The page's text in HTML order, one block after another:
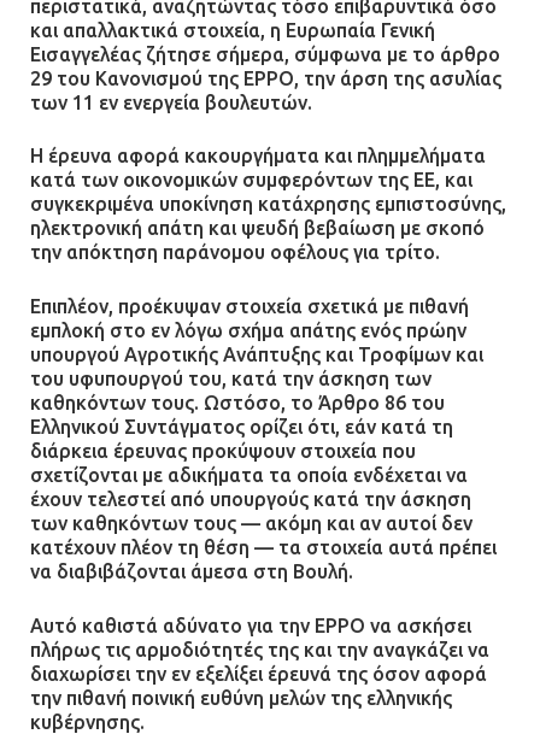
περιστατικά, αναζητώντας τόσο επιβαρυντικά όσο
και απαλλακτικά στοιχεία, η Ευρωπαία Γενική
Εισαγγελέας ζήτησε σήμερα, σύμφωνα με το άρθρο
29 του Κανονισμού της EPPO, την άρση της ασυλίας
των 11 εν ενεργεία βουλευτών.
Η έρευνα αφορά κακουργήματα και πλημμελήματα
κατά των οικονομικών συμφερόντων της ΕΕ, και
συγκεκριμένα υποκίνηση κατάχρησης εμπιστοσύνης,
ηλεκτρονική απάτη και ψευδή βεβαίωση με σκοπό
την απόκτηση παράνομου οφέλους για τρίτο.
Επιπλέον, προέκυψαν στοιχεία σχετικά με πιθανή
εμπλοκή στο εν λόγω σχήμα απάτης ενός πρώην
υπουργού Αγροτικής Ανάπτυξης και Τροφίμων και
του υφυπουργού του, κατά την άσκηση των
καθηκόντων τους. Ωστόσο, το Άρθρο 86 του
Ελληνικού Συντάγματος ορίζει ότι, εάν κατά τη
διάρκεια έρευνας προκύψουν στοιχεία που
σχετίζονται με αδικήματα τα οποία ενδέχεται να
έχουν τελεστεί από υπουργούς κατά την άσκηση
των καθηκόντων τους — ακόμη και αν αυτοί δεν
κατέχουν πλέον τη θέση — τα στοιχεία αυτά πρέπει
να διαβιβάζονται άμεσα στη Βουλή.
Αυτό καθιστά αδύνατο για την EPPO να ασκήσει
πλήρως τις αρμοδιότητές της και την αναγκάζει να
διαχωρίσει την εν εξελίξει έρευνά της όσον αφορά
την πιθανή ποινική ευθύνη μελών της ελληνικής
κυβέρνησης.